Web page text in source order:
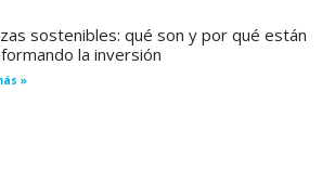
sostenibles: qué son y por qué están
la inversión
»